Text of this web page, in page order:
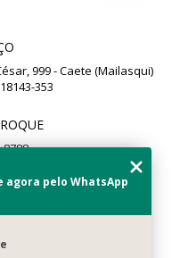
999 - Caete (Mailasqui)
353
agora pelo WhatsApp